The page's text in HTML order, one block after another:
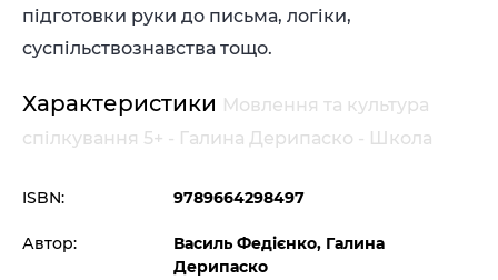
підготовки руки до письма, логіки,
суспільствознавства тощо.
Характеристики Мовлення та культура
спілкування 5+ - Галина Дерипаско - Школа
ISBN: 9789664298497
Автор:
Василь Федієнко, Галина
Дерипаско